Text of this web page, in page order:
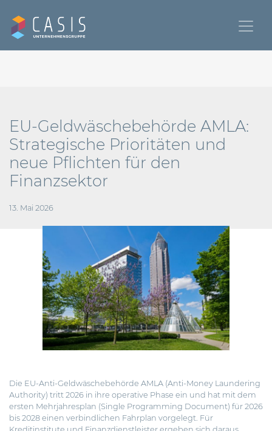
EU-Geldwäschebehörde AMLA:
Strategische Prioritäten und
neue Pflichten für den
Finanzsektor
13. Mai 2026
Die EU-Anti-Geldwäschebehörde AMLA (Anti-Money Laundering
Authority) tritt 2026 in ihre operative Phase ein und hat mit dem
ersten Mehrjahresplan (Single Programming Document) für 2026
bis 2028 einen verbindlichen Fahrplan vorgelegt. Für